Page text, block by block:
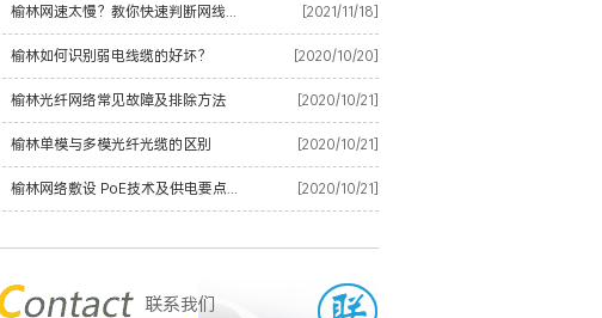
榆林网速太慢？教你快速判断网线是否有质量问题 [2021/11/18]
榆林如何识别弱电线缆的好坏？ [2020/10/20]
榆林光纤网络常见故障及排除方法 [2020/10/21]
榆林单模与多模光纤光缆的区别 [2020/10/21]
榆林网络敷设 PoE技术及供电要点整理 [2020/10/21]
联系我们